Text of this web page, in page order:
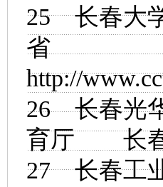
25长春大
省
http://
26长春光
育厅
27长春工